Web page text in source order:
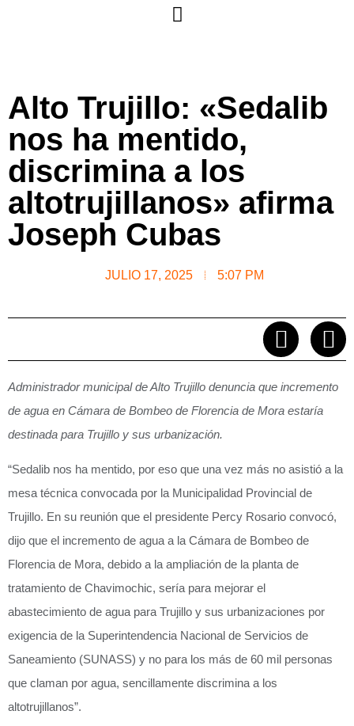
Alto Trujillo: «Sedalib
nos ha mentido,
discrimina a los
altotrujillanos» afirma
Joseph Cubas
JULIO 17, 2025 5:07 PM
Administrador municipal de Alto Trujillo denuncia que incremento
de agua en Cámara de Bombeo de Florencia de Mora estaría
destinada para Trujillo y sus urbanización.
“Sedalib nos ha mentido, por eso que una vez más no asistió a la
mesa técnica convocada por la Municipalidad Provincial de
Trujillo. En su reunión que el presidente Percy Rosario convocó,
dijo que el incremento de agua a la Cámara de Bombeo de
Florencia de Mora, debido a la ampliación de la planta de
tratamiento de Chavimochic, sería para mejorar el
abastecimiento de agua para Trujillo y sus urbanizaciones por
exigencia de la Superintendencia Nacional de Servicios de
Saneamiento (SUNASS) y no para los más de 60 mil personas
que claman por agua, sencillamente discrimina a los
altotrujillanos”.